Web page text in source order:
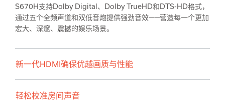
S670H支持Dolby Digital、Dolby TrueHD和DTS-HD格式，
通过五个全频声道和双低音炮提供强劲音效——营造每一个更加
宏大、深邃、震撼的娱乐场景。
新一代HDMI确保优越画质与性能
轻松校准房间声音